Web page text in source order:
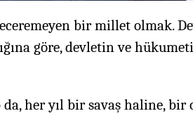
bir millet olmak.
göre, devletin ve
her yıl bir savaş haline,